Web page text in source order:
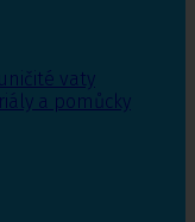
vaty
a pomůcky